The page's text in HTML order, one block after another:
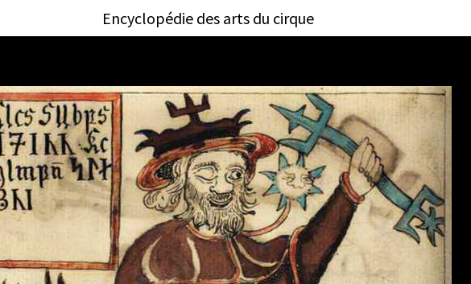
Encyclopédie des arts du cirque